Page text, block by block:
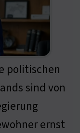
politischen
sind von
ernst